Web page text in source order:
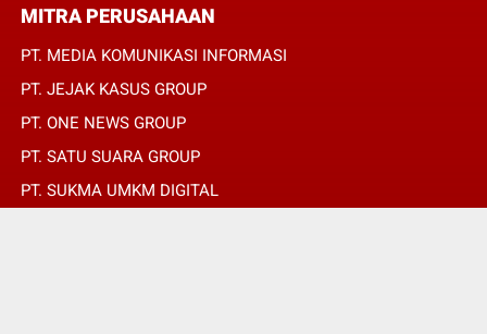
MITRA PERUSAHAAN
PT. MEDIA KOMUNIKASI INFORMASI
PT. JEJAK KASUS GROUP
PT. ONE NEWS GROUP
PT. SATU SUARA GROUP
PT. SUKMA UMKM DIGITAL